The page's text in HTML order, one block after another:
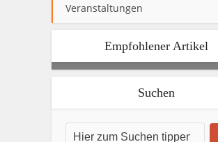
Veranstaltungen
Empfohlener Artikel
Suchen